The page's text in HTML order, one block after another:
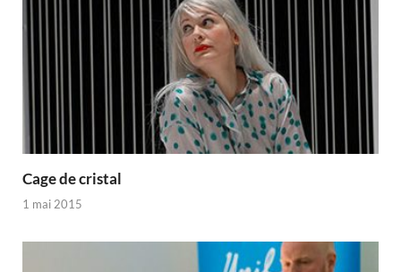
Cage de cristal
1 mai 2015